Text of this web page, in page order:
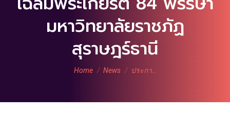
มหาวิทยาลัยราชภัฏ
สุราษฎร์ธานี
You are here:
Home News ประกา…